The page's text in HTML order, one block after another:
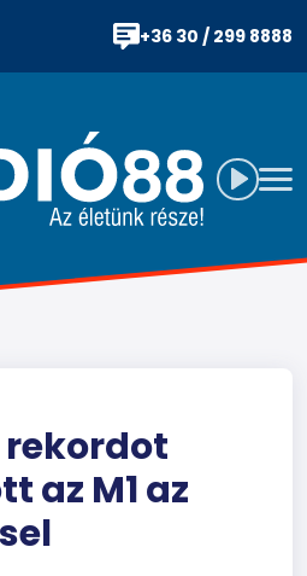
+36 30 / 299 8888
rekordot
az M1 az